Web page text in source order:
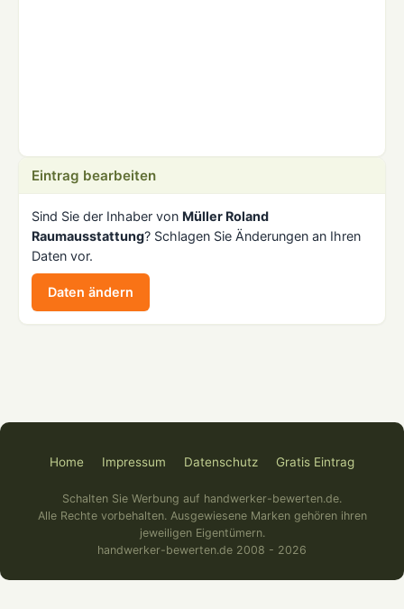
Eintrag bearbeiten
Sind Sie der Inhaber von Müller Roland
Raumausstattung? Schlagen Sie Änderungen an Ihren
Daten vor.
Daten ändern
Home Impressum Datenschutz Gratis Eintrag
Schalten Sie Werbung auf handwerker-bewerten.de.
Alle Rechte vorbehalten. Ausgewiesene Marken gehören ihren
jeweiligen Eigentümern.
handwerker-bewerten.de 2008 - 2026